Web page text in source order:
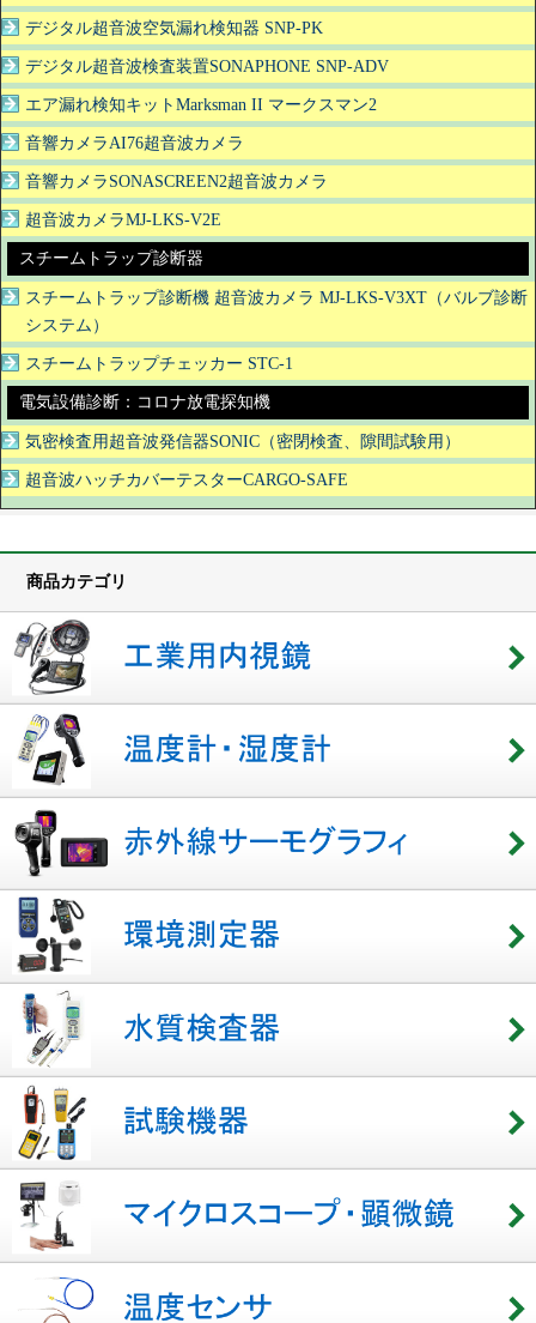
デジタル超音波空気漏れ検知器 SNP-PK
デジタル超音波検査装置SONAPHONE SNP-ADV
エア漏れ検知キットMarksman II マークスマン2
音響カメラAI76超音波カメラ
音響カメラSONASCREEN2超音波カメラ
超音波カメラMJ-LKS-V2E
スチームトラップ診断器
スチームトラップ診断機 超音波カメラ MJ-LKS-V3XT（バルブ診断
システム）
スチームトラップチェッカー STC-1
電気設備診断：コロナ放電探知機
気密検査用超音波発信器SONIC（密閉検査、隙間試験用）
超音波ハッチカバーテスターCARGO-SAFE
商品カテゴリ